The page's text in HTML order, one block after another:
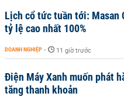
Lịch cổ tức tuần tới: Masan
tỷ lệ cao nhất 100%
DOANH NGHIỆP - 11 giờ trước
Điện Máy Xanh muốn phát
tăng thanh khoản